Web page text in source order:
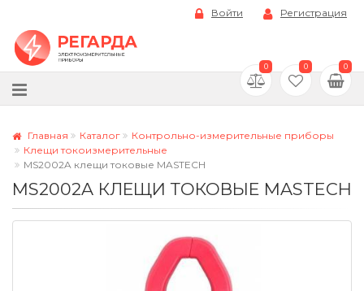
Войти Регистрация
0 0 0
Главная Каталог
Контрольно-измерительные приборы
Клещи токоизмерительные
MS2002A клещи токовые MASTECH
MS2002A КЛЕЩИ ТОКОВЫЕ MASTECH